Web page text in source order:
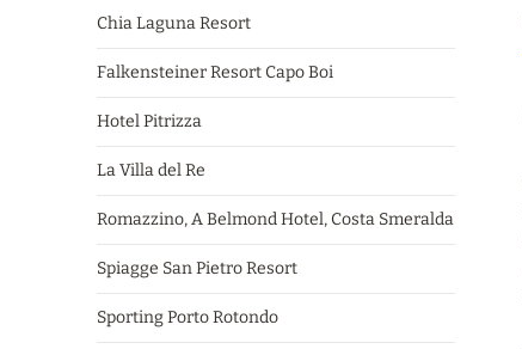
Chia Laguna Resort
Falkensteiner Resort Capo Boi
Hotel Pitrizza
La Villa del Re
Romazzino, A Belmond Hotel, Costa Smeralda
Spiagge San Pietro Resort
Sporting Porto Rotondo